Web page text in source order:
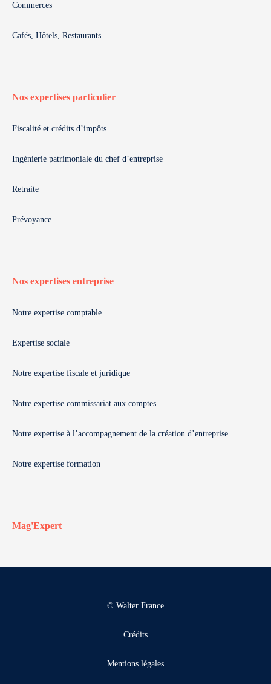
Commerces
Cafés, Hôtels, Restaurants
Nos expertises particulier
Fiscalité et crédits d’impôts
Ingénierie patrimoniale du chef d’entreprise
Retraite
Prévoyance
Nos expertises entreprise
Notre expertise comptable
Expertise sociale
Notre expertise fiscale et juridique
Notre expertise commissariat aux comptes
Notre expertise à l’accompagnement de la création d’entreprise
Notre expertise formation
Mag'Expert
© Walter France
Crédits
Mentions légales